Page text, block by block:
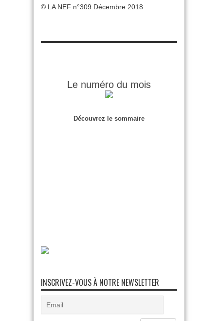
© LA NEF n°309 Décembre 2018
Le numéro du mois
Découvrez le sommaire
INSCRIVEZ-VOUS À NOTRE NEWSLETTER